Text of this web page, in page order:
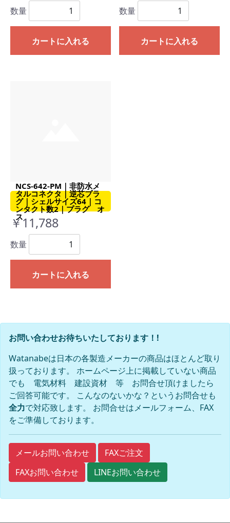
数量
カートに入れる
数量
カートに入れる
NCS-642-PM｜非防水メ
タルコネクタ｜逆芯プラ
グ｜シェルサイズ64｜コ
ンタクト数2｜プラグ オ
ス
￥11,788
数量
カートに入れる
お問い合わせお待ちいたしております！!
Watanabeは日本の各製造メーカーの商品はほとんど取り
扱っております。 ホームページ上に掲載していない商品
でも 電気材料 建設資材 等 お問合せ頂けましたら
ご回答可能です。 こんなのないかな？というお問合せも
全力で対応致します。 お問合せはメールフォーム、FAX
をご準備しております。
メールお問い合わせ
FAXご注文
FAXお問い合わせ
LINEお問い合わせ